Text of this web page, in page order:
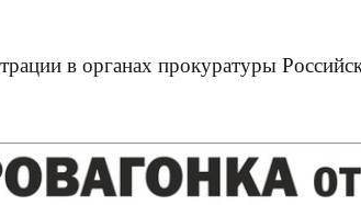
в органах прокуратуры